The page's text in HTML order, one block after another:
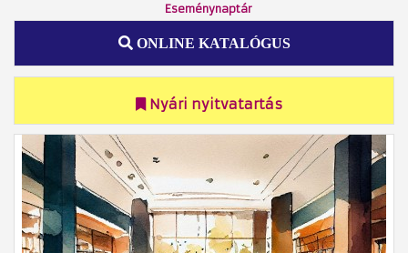
Eseménynaptár
ONLINE KATALÓGUS
Nyári nyitvatartás